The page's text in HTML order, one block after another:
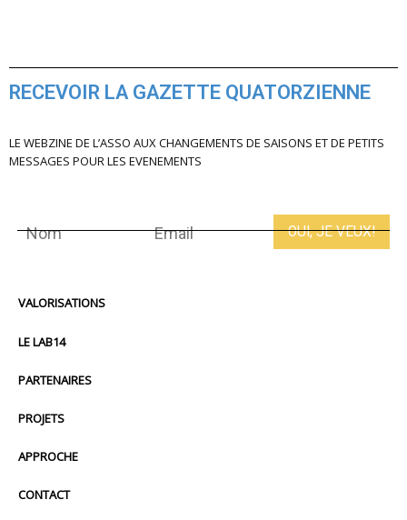
RECEVOIR LA GAZETTE QUATORZIENNE
LE WEBZINE DE L’ASSO AUX CHANGEMENTS DE SAISONS ET DE PETITS
MESSAGES POUR LES EVENEMENTS
VALORISATIONS
LE LAB14
PARTENAIRES
PROJETS
APPROCHE
CONTACT